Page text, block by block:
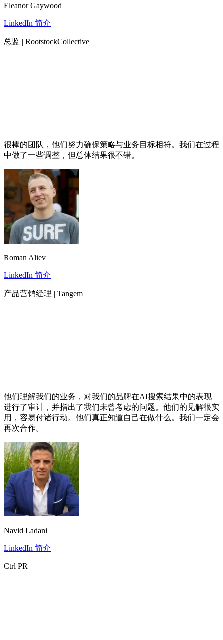
Eleanor Gaywood
LinkedIn 简介
总监 | RootstockCollective
很棒的团队，他们努力确保策略与业务目标相符。我们在过程
中做了一些调整，但总体结果很不错。
Roman Aliev
LinkedIn 简介
产品营销经理 | Tangem
他们理解我们的业务，对我们的品牌在AI搜索结果中的表现
进行了审计，并指出了我们未曾考虑的问题。他们的见解很实
用，容易付诸行动。他们真正知道自己在做什么。我们一定会
再次合作。
Navid Ladani
LinkedIn 简介
Ctrl PR